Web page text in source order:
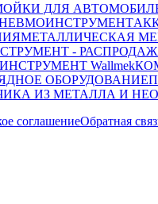
ДЛЯ
МЕТАЛЛИЧЕСКАЯ
-
Wallmek
ОБОРУДОВАНИЕ
ИЗ МЕТАЛЛА И
соглашениеОбратная